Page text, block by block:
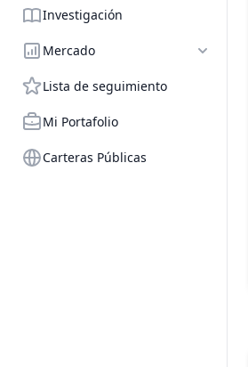
Investigación
Mercado
Lista de seguimiento
Mi Portafolio
Carteras Públicas